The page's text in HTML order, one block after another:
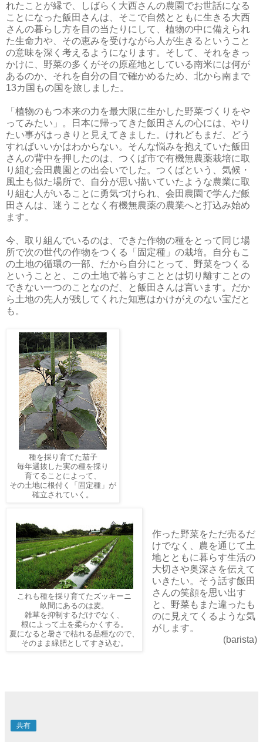
れたことが縁で、しばらく大西さんの農園でお世話になる
こと になった飯田さんは、そこで自然とともに生きる大西
さんの暮らし方を目の当たりにして、植物の中に備えられ
た生命力や、その恵みを受けながら人が生きるということ
の意味を深く考えるようになります。そして、それをきっ
かけに、野菜の多くがその原産地としている南米には何が
あるのか、それを自分の目で確かめるため、北から南まで
13カ国もの国を旅しました。
「植物のもつ本来の力を最大限に生かした野菜づくりをや
ってみたい」。日本に帰ってきた飯田さんの心には、やり
たい事がはっきりと見えてきました。けれどもまだ、どう
すればいいかはわからない。そんな悩みを抱えていた飯田
さ んの背中を押したのは、つくば市で有機無農薬栽培に取
り組む会田農園との出会いでした。つくばという、気候・
風土も似た場所で、自分が思い描いていたような農業に取
り組む人がいることに勇気づけられ、会田農園で学んだ飯
田さ んは、迷うことなく有機無農薬の農業へと打込み始め
ます。
今、取り組んでいるのは、できた作物の種をとって同じ場
所で次の世代の作物をつくる「固定種」の栽培。自分もこ
の土地の循環の一部、だから自分にとって、野菜をつくる
ということと、この土地で暮らすこととは切り離すことの
できない一つのことなのだ、と飯田さんは言います。だか
ら土地の先人が残してくれた知恵はかけがえのない宝だと
も。
種を採り育てた茄子
毎年選抜した実の種を採り
育てることによって、
その土地に根付く「固定種」が
確立されていく。
これも種を採り育てたズッキーニ
畝間にあるのは麦。
雑草を抑制するだけでなく、
根によって土を柔らかくする。
夏になると暑さで枯れる品種なので、
そのまま緑肥としてすき込む。
作った野菜をただ売るだ
けでなく、農を通じて土
地とともに暮らす生活の
大切さや奥深さを伝えて
いきたい。そう話す飯田
さんの笑顔を思い出す
と、野菜もまた違ったも
のに見えてくるような気
がします。
(barista)
共有